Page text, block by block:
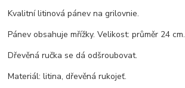
Kvalitní litinová pánev na grilovnie.
Pánev obsahuje mřížky. Velikost: průměr 24 cm.
Dřevěná ručka se dá odšroubovat.
Materiál: litina, dřevěná rukojeť.